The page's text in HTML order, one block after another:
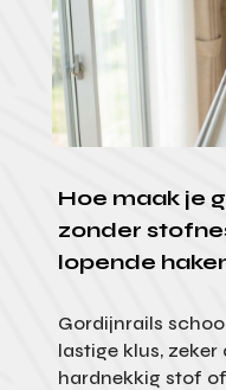
Hoe maak je
zonder
lopende
Gordijnrails
lastige klus, zeker
hardnekkig stof